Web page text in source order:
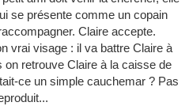
se présente comme un copain
Claire accepte.
vrai visage : il va battre Claire à
on retrouve Claire à la caisse de
ce un simple cauchemar ? Pas